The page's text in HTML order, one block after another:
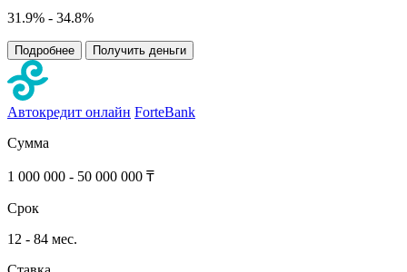
31.9% - 34.8%
Подробнее Получить деньги
Автокредит онлайн ForteBank
Сумма
1 000 000 - 50 000 000 ₸
Срок
12 - 84 мес.